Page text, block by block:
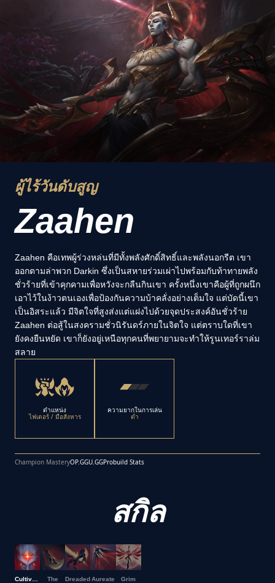
ผู้ไร้วันดับสูญ
Zaahen
Zaahen คือเทพผู้ร่วงหล่นที่มีทั้งพลังศักดิ์สิทธิ์และพลังนอกรีต เขา
ออกตามล่าพวก Darkin ซึ่งเป็นสหายร่วมเผ่าไปพร้อมกับท้าทายพลัง
ชั่วร้ายที่เข้าคุกคามเพื่อหวังจะกลืนกินเขา ครั้งหนึ่งเขาคือผู้ที่ถูกผนึก
เอาไว้ในง้าวตนเองเพื่อป้องกันความบ้าคลั่งอย่างเต็มใจ แต่บัดนี้เขา
เป็นอิสระแล้ว มีจิตใจที่สูงส่งแต่แฝงไปด้วยจุดประสงค์อันชั่วร้าย
Zaahen ต่อสู้ในสงครามชั่วนิรันดร์ภายในจิตใจ แต่ตราบใดที่เขา
ยังคงยืนหยัด เขาก็ยังอยู่เหนือทุกคนที่พยายามจะทำให้รูนเทอร์ราล่ม
สลาย
ตำแหน่ง
ไฟเตอร์ / มือสังหาร
ความยากในการเล่น
ต่ำ
Champion MasteryOP.GGU.GGProbuild Stats
สกิล
Cultivation The
DreadedAureate
Grim